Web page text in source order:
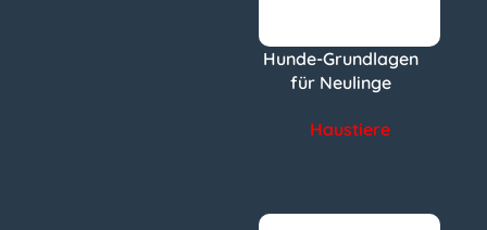
Hunde-Grundlagen
für Neulinge
Haustiere